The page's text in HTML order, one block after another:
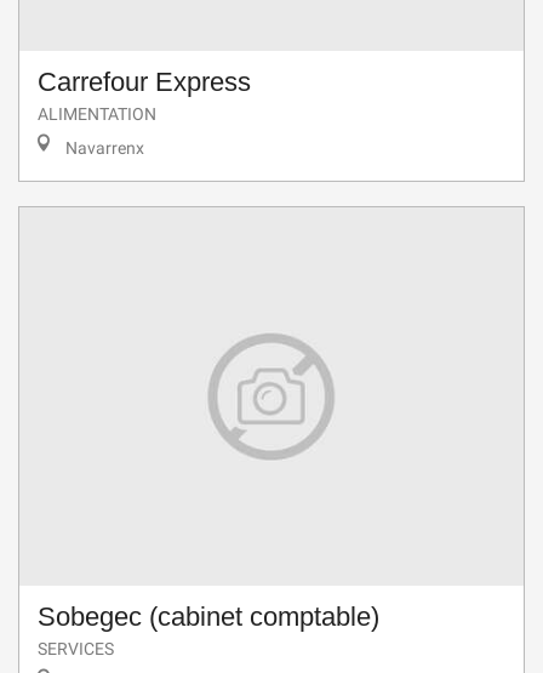
Carrefour Express
ALIMENTATION
Navarrenx
Sobegec (cabinet comptable)
SERVICES